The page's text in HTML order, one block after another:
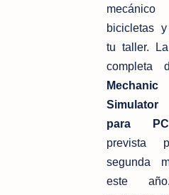
bicicletas
tu taller.
completa
Mechanic
para PC
prevista
segunda
este